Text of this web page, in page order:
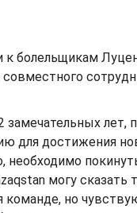
болельщикам
замечательных
для достижения
необходимо
могу сказать
команде, но